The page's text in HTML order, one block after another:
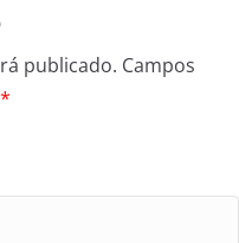
publicado. Campos
*